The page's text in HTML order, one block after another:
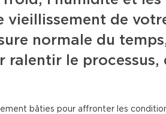
vieillissement de
normale du
ralentir le processus,
bâties pour affronter les